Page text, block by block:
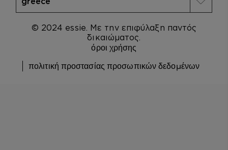
© 2024 essie. Με την επιφύλαξη παντός
δικαιώματος.
όροι χρήσης
πολιτική προστασίας προσωπικών δεδομένων